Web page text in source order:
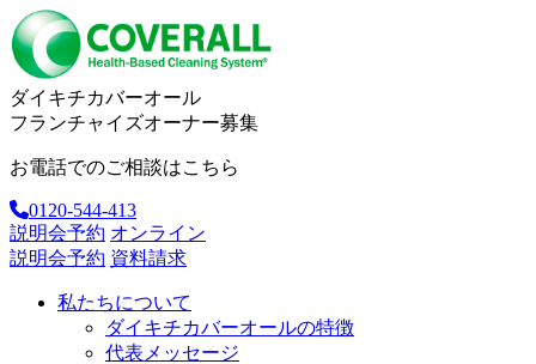
ダイキチカバーオール
フランチャイズオーナー募集
お電話でのご相談はこちら
0120-544-413
説明会予約 オンライン
説明会予約 資料請求
私たちについて
ダイキチカバーオールの特徴
代表メッセージ